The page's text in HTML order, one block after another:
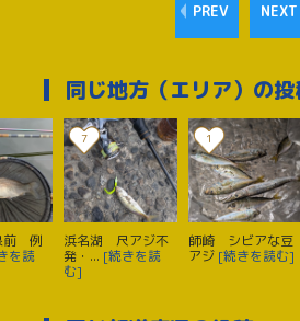
PREV NEXT
同じ地方（エリア）の投
前 例
を読
7
浜名湖 尺アジ不
発・... [続きを読
む]
1
師崎 シビアな豆
アジ [続きを読む]